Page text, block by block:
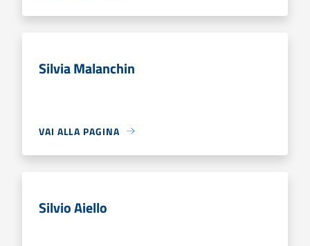
Silvia Malanchin
VAI ALLA PAGINA
Silvio Aiello